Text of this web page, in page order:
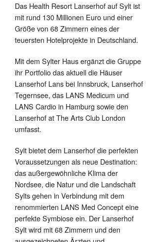
Das Health Resort Lanserhof auf Sylt ist
mit rund 130 Millionen Euro und einer
Größe von 68 Zimmern eines der
teuersten Hotelprojekte in Deutschland.
Mit dem Sylter Haus ergänzt die Gruppe
ihr Portfolio das aktuell die Häuser
Lanserhof Lans bei Innsbruck, Lanserhof
Tegernsee, das LANS Medicum und
LANS Cardio in Hamburg sowie den
Lanserhof at The Arts Club London
umfasst.
Sylt bietet dem Lanserhof die perfekten
Voraussetzungen als neue Destination:
das außergewöhnliche Klima der
Nordsee, die Natur und die Landschaft
Sylts gehen in Verbindung mit dem
renommierten LANS Med Concept eine
perfekte Symbiose ein. Der Lanserhof
Sylt wird mit 68 Zimmern und den